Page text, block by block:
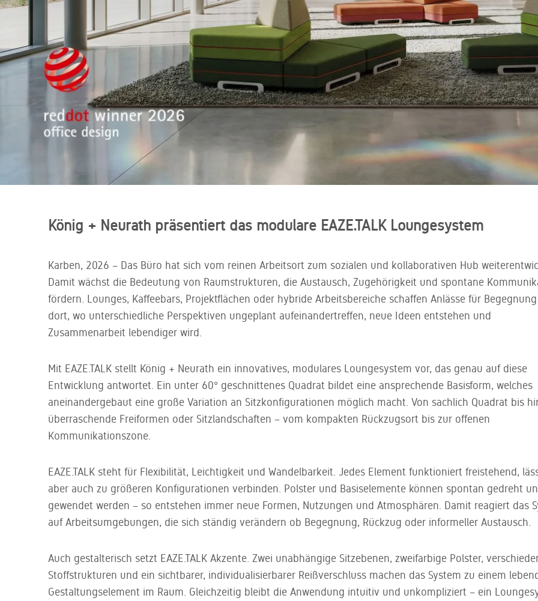
Zuverlässige Lieferung und fachgerechte Montage
Kundenservice
Unser kompetentes Service-Team steht Ihnen zur
Seite
Unsere Standorte
Tauchen Sie ein in die Welt von König + Neurath.
Lassen Sie sich inspirieren. Wir beraten Sie gerne.
seKNd.life
Kreislaufwirtschaft weiter gedacht - ein zweites
Leben für gebrauchtes Büromobiliar
König + Neurath präsentiert das modulare EAZE.TALK Loungesystem
Karben, 2026 – Das Büro hat sich vom reinen Arbeitsort zum sozialen und kollaborativen Hub
Damit wächst die Bedeutung von Raumstrukturen, die Austausch, Zugehörigkeit und spontane
fördern. Lounges, Kaffeebars, Projektflächen oder hybride Arbeitsbereiche schaffen Anlässe für
dort, wo unterschiedliche Perspektiven ungeplant aufeinandertreffen, neue Ideen entstehen und
Zusammenarbeit lebendiger wird.
Mit EAZE.TALK stellt König + Neurath ein innovatives, modulares Loungesystem vor, das genau auf diese
Entwicklung antwortet. Ein unter 60° geschnittenes Quadrat bildet eine ansprechende Basisform, welches
aneinandergebaut eine große Variation an Sitzkonfigurationen möglich macht. Von sachlich Quadrat bis
überraschende Freiformen oder Sitzlandschaften – vom kompakten Rückzugsort bis zur offenen
Kommunikationszone.
EAZE.TALK steht für Flexibilität, Leichtigkeit und Wandelbarkeit. Jedes Element funktioniert freistehend,
aber auch zu größeren Konfigurationen verbinden. Polster und Basiselemente können spontan gedreht
gewendet werden – so entstehen immer neue Formen, Nutzungen und Atmosphären. Damit reagiert das
auf Arbeitsumgebungen, die sich ständig verändern ob Begegnung, Rückzug oder informeller Austausch.
Auch gestalterisch setzt EAZE.TALK Akzente. Zwei unabhängige Sitzebenen, zweifarbige Polster,
Stoffstrukturen und ein sichtbarer, individualisierbarer Reißverschluss machen das System zu einem
Gestaltungselement im Raum. Gleichzeitig bleibt die Anwendung intuitiv und unkompliziert – ein